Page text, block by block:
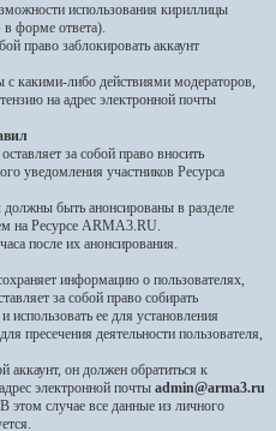
использования кириллицы
в форме ответа).
право заблокировать аккаунт
с какими-либо действиями модераторов,
на адрес электронной почты
за собой право вносить
уведомления участников Ресурса
быть анонсированы в разделе
на Ресурсе ARMA3.RU.
после их анонсирования.
информацию о пользователях,
за собой право собирать
ее для установления
пресечения деятельности пользователя,
аккаунт, он должен обратиться к
электронной почты admin@arma3.ru
этом случае все данные из личного